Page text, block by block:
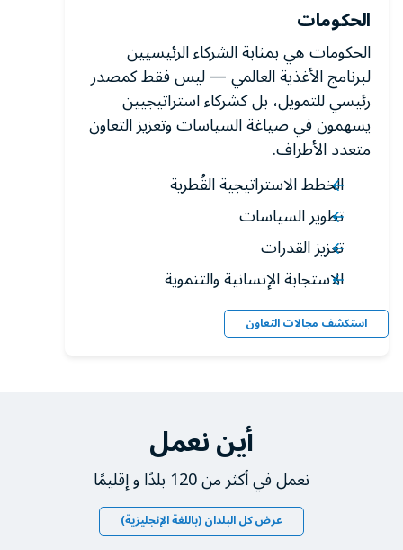
الحكومات
الحكومات هي بمثابة الشركاء الرئيسيين
لبرنامج الأغذية العالمي — ليس فقط كمصدر
رئيسي للتمويل، بل كشركاء استراتيجيين
يسهمون في صياغة السياسات وتعزيز التعاون
متعدد الأطراف.
الخطط الاستراتيجية القُطرية
تطوير السياسات
تعزيز القدرات
الاستجابة الإنسانية والتنموية
استكشف مجالات التعاون
أين نعمل
نعمل في أكثر من 120 بلدًا و إقليمًا
عرض كل البلدان (باللغة الإنجليزية)